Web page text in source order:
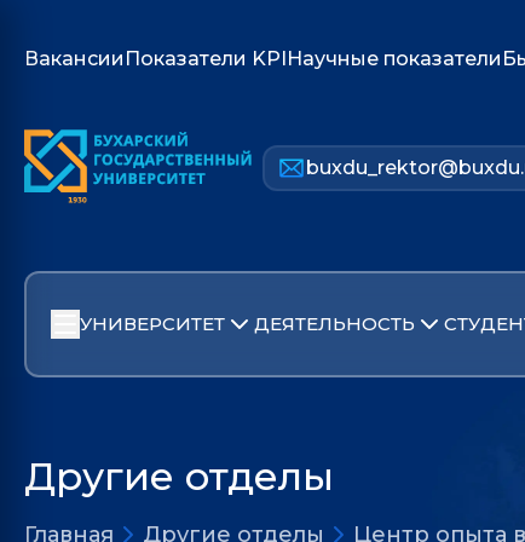
Вакансии Показатели KPIНаучные показатели
УНИВЕРСИТЕТ ДЕЯТЕЛЬНОСТЬ
Другие отделы
Главная Другие отделы Центр опыта